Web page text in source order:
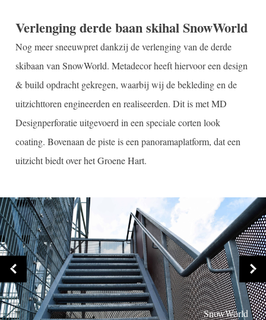
Verlenging derde baan skihal SnowWorld
Nog meer sneeuwpret dankzij de verlenging van de derde
skibaan van SnowWorld. Metadecor heeft hiervoor een design
& build opdracht gekregen, waarbij wij de bekleding en de
uitzichttoren engineerden en realiseerden. Dit is met MD
Designperforatie uitgevoerd in een speciale corten look
coating. Bovenaan de piste is een panoramaplatform, dat een
uitzicht biedt over het Groene Hart.
SnowWorld
SnowWorld
SnowWorld
SnowWorld